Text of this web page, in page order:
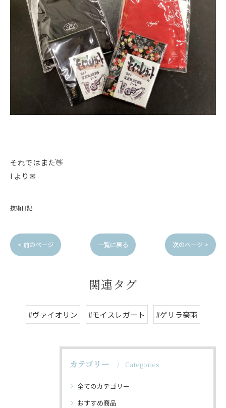
それではまた👋
I より✉
技術日記
< 前のページ 一覧に戻る 次のページ >
関連タグ
#ヴァイオリン #モイスレガート #ゲリラ豪雨
カテゴリー Categories
全てのカテゴリー
おすすめ商品